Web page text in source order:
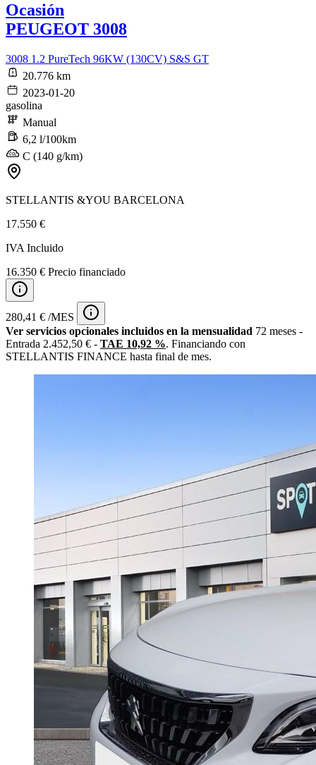
Ocasión
PEUGEOT 3008
3008 1.2 PureTech 96KW (130CV) S&S GT
20.776 km
2023-01-20
gasolina
Manual
6,2 l/100km
C (140 g/km)
STELLANTIS &YOU BARCELONA
17.550 €
IVA Incluido
16.350 € Precio financiado
280,41 € /MES
Ver servicios opcionales incluidos en la mensualidad 72 meses -
Entrada 2.452,50 € - TAE 10,92 %. Financiando con
STELLANTIS FINANCE hasta final de mes.